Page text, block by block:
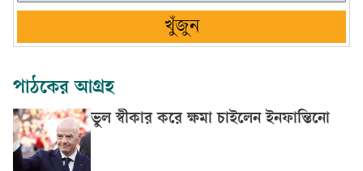
খুঁজুন
পাঠকের আগ্রহ
ভুল স্বীকার করে ক্ষমা চাইলেন ইনফান্তিনো